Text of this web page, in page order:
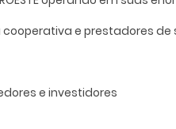
e prestadores de
e investidores